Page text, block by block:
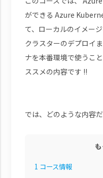
ができる Azure
て、ローカルのイメー
クラスターのデプロイ
ナを本番環境で使うこ
ススメの内容です !!
では、どのような内容
1 コース情報